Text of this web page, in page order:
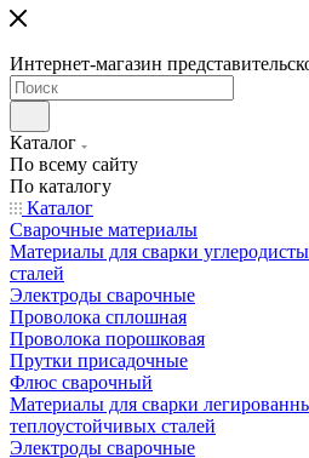
Интернет-магазин
Каталог
По всему сайту
По каталогу
Каталог
Сварочные материалы
Материалы для сварки
сталей
Электроды сварочные
Проволока сплошная
Проволока порошковая
Прутки присадочные
Флюс сварочный
Материалы для сварки
теплоустойчивых сталей
Электроды сварочные